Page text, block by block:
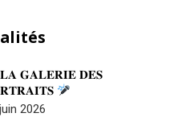
𝐋𝐀 𝐆𝐀𝐋𝐄𝐑𝐈𝐄 𝐃𝐄𝐒
2026